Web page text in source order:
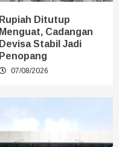
Rupiah Ditutup
Menguat, Cadangan
Devisa Stabil Jadi
Penopang
07/08/2026